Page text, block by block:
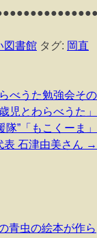
図書館 タグ: 岡直
べうた勉強会その
児とわらべうた」
隊”「もこくーま」
表 石津由美さん →
青虫の絵本が作ら